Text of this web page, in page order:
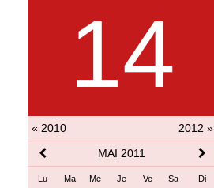
14
« 2010
2012 »
MAI 2011
Lu Ma Me Je Ve Sa Di